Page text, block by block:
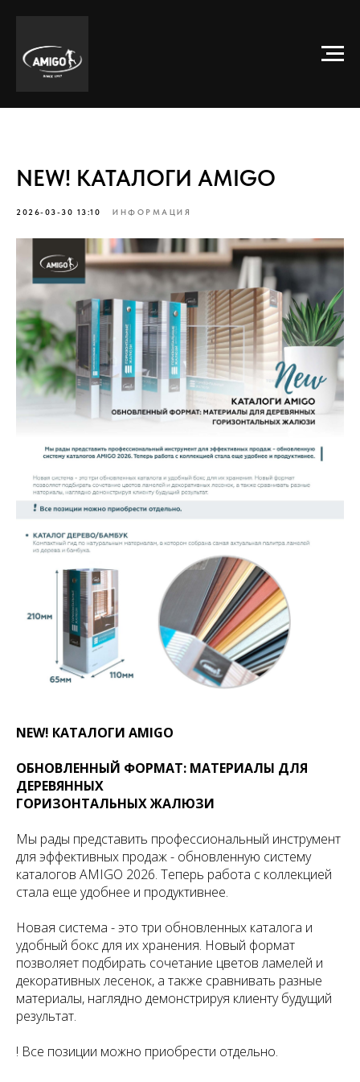
NEW! КАТАЛОГИ AMIGO
2026-03-30 13:10 ИНФОРМАЦИЯ
NEW! КАТАЛОГИ AMIGO
ОБНОВЛЕННЫЙ ФОРМАТ: МАТЕРИАЛЫ ДЛЯ
ДЕРЕВЯННЫХ
ГОРИЗОНТАЛЬНЫХ ЖАЛЮЗИ
Мы рады представить профессиональный инструмент
для эффективных продаж - обновленную систему
каталогов AMIGO 2026. Теперь работа с коллекцией
стала еще удобнее и продуктивнее.
Новая система - это три обновленных каталога и
удобный бокс для их хранения. Новый формат
позволяет подбирать сочетание цветов ламелей и
декоративных лесенок, а также сравнивать разные
материалы, наглядно демонстрируя клиенту будущий
результат.
! Все позиции можно приобрести отдельно.